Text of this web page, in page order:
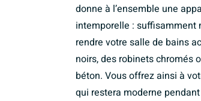
donne à l’ensemble une
intemporelle : suffisamment
rendre votre salle de bains
noirs, des robinets chromés
béton. Vous offrez ainsi à
qui restera moderne